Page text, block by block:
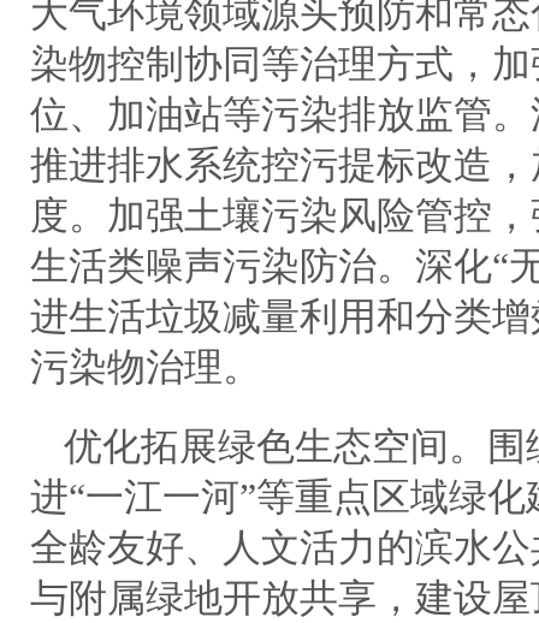
大气环境领域源头预防和常
染物控制协同等治理方式，
位、加油站等污染排放监管
推进排水系统控污提标改造
度。加强土壤污染风险管控
生活类噪声污染防治。深化“
进生活垃圾减量利用和分类
污染物治理。
优化拓展绿色生态空间。围
进“一江一河”等重点区域绿
全龄友好、人文活力的滨水
与附属绿地开放共享，建设